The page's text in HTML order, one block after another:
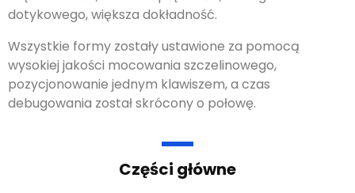
dotykowego, większa dokładność.
Wszystkie formy zostały ustawione za pomocą
wysokiej jakości mocowania szczelinowego,
pozycjonowanie jednym klawiszem, a czas
debugowania został skrócony o połowę.
Części główne